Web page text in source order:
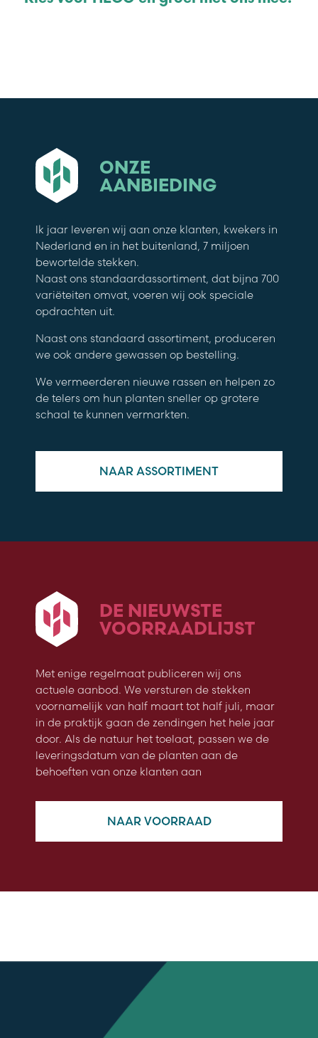
ONZE
AANBIEDING
lk jaar leveren wij aan onze klanten, kwekers in
Nederland en in het buitenland, 7 miljoen
bewortelde stekken.
Naast ons standaardassortiment, dat bijna 700
variëteiten omvat, voeren wij ook speciale
opdrachten uit.
Naast ons standaard assortiment, produceren
we ook andere gewassen op bestelling.
We vermeerderen nieuwe rassen en helpen zo
de telers om hun planten sneller op grotere
schaal te kunnen vermarkten.
NAAR ASSORTIMENT
DE NIEUWSTE
VOORRAADLIJST
Met enige regelmaat publiceren wij ons
actuele aanbod. We versturen de stekken
voornamelijk van half maart tot half juli, maar
in de praktijk gaan de zendingen het hele jaar
door. Als de natuur het toelaat, passen we de
leveringsdatum van de planten aan de
behoeften van onze klanten aan
NAAR VOORRAAD